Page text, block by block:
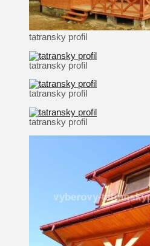
tatransky profil
tatransky profil
tatransky profil
tatransky profil